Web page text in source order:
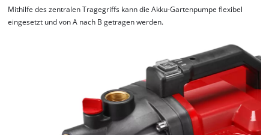
Mithilfe des zentralen Tragegriffs kann die Akku-Gartenpumpe flexibel
eingesetzt und von A nach B getragen werden.